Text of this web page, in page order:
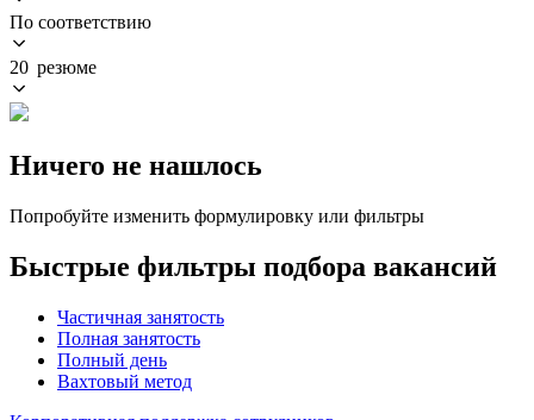
По соответствию
20 резюме
Ничего не нашлось
Попробуйте изменить формулировку или фильтры
Быстрые фильтры подбора вакансий
Частичная занятость
Полная занятость
Полный день
Вахтовый метод